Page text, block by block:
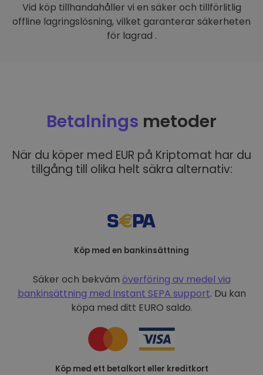
Vid köp tillhandahåller vi en säker och tillförlitlig
offline lagringslösning, vilket garanterar säkerheten
för lagrad .
Betalnings metoder
När du köper med EUR på Kriptomat har du
tillgång till olika helt säkra alternativ:
Köp med en bankinsättning
Säker och bekväm överföring av medel via
bankinsättning med Instant SEPA support. Du kan
köpa med ditt EURO saldo.
Köp med ett betalkort eller kreditkort